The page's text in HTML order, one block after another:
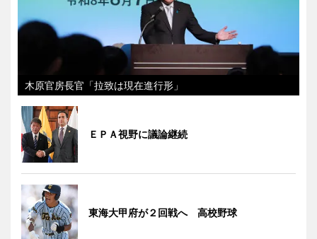
木原官房長官「拉致は現在進行形」
ＥＰＡ視野に議論継続
東海大甲府が２回戦へ 高校野球